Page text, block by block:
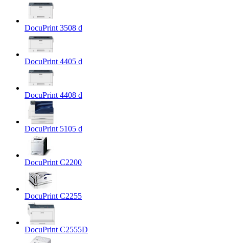
DocuPrint 3508 d
DocuPrint 4405 d
DocuPrint 4408 d
DocuPrint 5105 d
DocuPrint C2200
DocuPrint C2255
DocuPrint C2555D